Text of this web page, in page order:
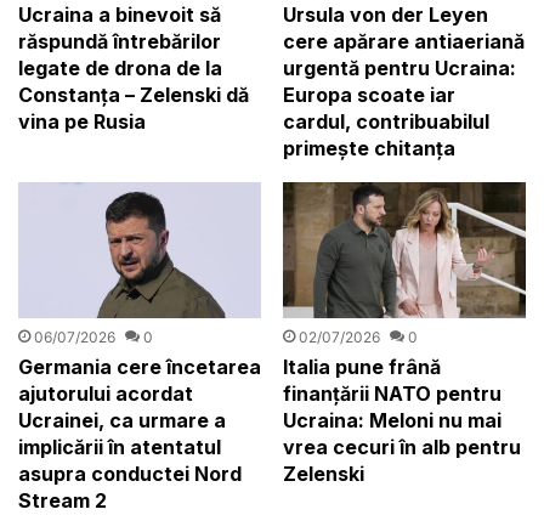
Ucraina a binevoit să
răspundă întrebărilor
legate de drona de la
Constanța – Zelenski dă
vina pe Rusia
Ursula von der Leyen
cere apărare antiaeriană
urgentă pentru Ucraina:
Europa scoate iar
cardul, contribuabilul
primește chitanța
06/07/2026 0
Germania cere încetarea
ajutorului acordat
Ucrainei, ca urmare a
implicării în atentatul
asupra conductei Nord
Stream 2
02/07/2026 0
Italia pune frână
finanțării NATO pentru
Ucraina: Meloni nu mai
vrea cecuri în alb pentru
Zelenski